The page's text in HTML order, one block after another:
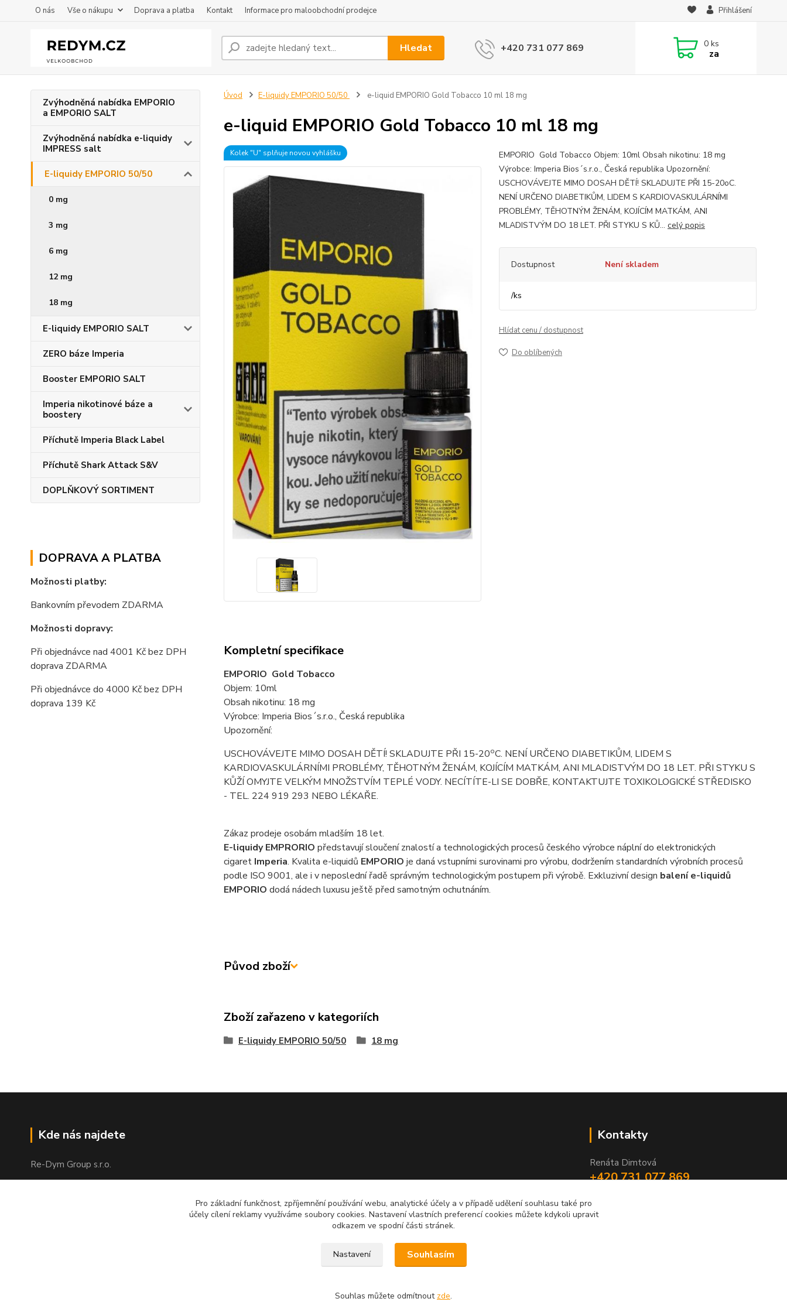
O nás Vše o nákupu Doprava a platba Kontakt Informace pro maloobchodní prodejce Přihlášení
Hledat +420 731 077 869 0 ks
za
Zvýhodněná nabídka EMPORIO
a EMPORIO SALT
Zvýhodněná nabídka e-liquidy
IMPRESS salt
E-liquidy EMPORIO 50/50
0 mg
3 mg
6 mg
12 mg
18 mg
E-liquidy EMPORIO SALT
ZERO báze Imperia
Booster EMPORIO SALT
Imperia nikotinové báze a
boostery
Příchutě Imperia Black Label
Příchutě Shark Attack S&V
DOPLŇKOVÝ SORTIMENT
DOPRAVA A PLATBA
Možnosti platby:
Bankovním převodem ZDARMA
Možnosti dopravy:
Při objednávce nad 4001 Kč bez DPH
doprava ZDARMA
Při objednávce do 4000 Kč bez DPH
doprava 139 Kč
Úvod E-liquidy EMPORIO 50/50 e-liquid EMPORIO Gold Tobacco 10 ml 18 mg
e-liquid EMPORIO Gold Tobacco 10 ml 18 mg
Kolek "U" splňuje novou vyhlášku
EMPORIO Gold Tobacco Objem: 10ml Obsah nikotinu: 18 mg
Výrobce: Imperia Bios´s.r.o., Česká republika Upozornění:
USCHOVÁVEJTE MIMO DOSAH DĚTÍ! SKLADUJTE PŘI 15-20oC.
NENÍ URČENO DIABETIKŮM, LIDEM S KARDIOVASKULÁRNÍMI
PROBLÉMY, TĚHOTNÝM ŽENÁM, KOJÍCÍM MATKÁM, ANI
MLADISTVÝM DO 18 LET. PŘI STYKU S KŮ... celý popis
Dostupnost Není skladem
/ks
Hlídat cenu / dostupnost
Do oblíbených
Kompletní specifikace
EMPORIO Gold Tobacco
Objem: 10ml
Obsah nikotinu: 18 mg
Výrobce: Imperia Bios´s.r.o., Česká republika
Upozornění:
USCHOVÁVEJTE MIMO DOSAH DĚTÍ! SKLADUJTE PŘI 15-20oC. NENÍ URČENO DIABETIKŮM, LIDEM S
KARDIOVASKULÁRNÍMI PROBLÉMY, TĚHOTNÝM ŽENÁM, KOJÍCÍM MATKÁM, ANI MLADISTVÝM DO 18 LET. PŘI STYKU S
KŮŽÍ OMYJTE VELKÝM MNOŽSTVÍM TEPLÉ VODY. NECÍTÍTE-LI SE DOBŘE, KONTAKTUJTE TOXIKOLOGICKÉ STŘEDISKO
- TEL. 224 919 293 NEBO LÉKAŘE.
Zákaz prodeje osobám mladším 18 let.
E-liquidy EMPRORIO představují sloučení znalostí a technologických procesů českého výrobce náplní do elektronických
cigaret Imperia. Kvalita e-liquidů EMPORIO je daná vstupními surovinami pro výrobu, dodržením standardních výrobních procesů
podle ISO 9001, ale i v neposlední řadě správným technologickým postupem při výrobě. Exkluzivní design balení e-liquidů
EMPORIO dodá nádech luxusu ještě před samotným ochutnáním.
Původ zboží
Zboží zařazeno v kategoriích
E-liquidy EMPORIO 50/50 18 mg
Kde nás najdete
Re-Dym Group s.r.o.
Kontakty
Renáta Dimtová
+420 731 077 869
email lucie-shop@seznam.cz
Pro základní funkčnost, zpříjemnění používání webu, analytické účely a v případě udělení souhlasu také pro
účely cílení reklamy využíváme soubory cookies. Nastavení vlastních preferencí cookies můžete kdykoli upravit
odkazem ve spodní části stránek.
Nastavení Souhlasím
Souhlas můžete odmítnout zde.